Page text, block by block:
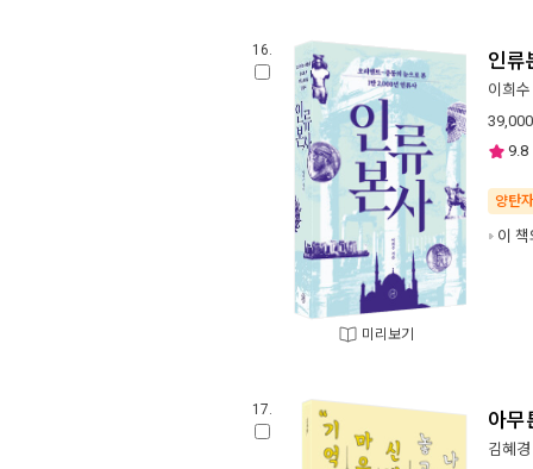
16.
미리보기
인류
이희수
39,000
9.8
양탄
이
17. 아무
김혜경